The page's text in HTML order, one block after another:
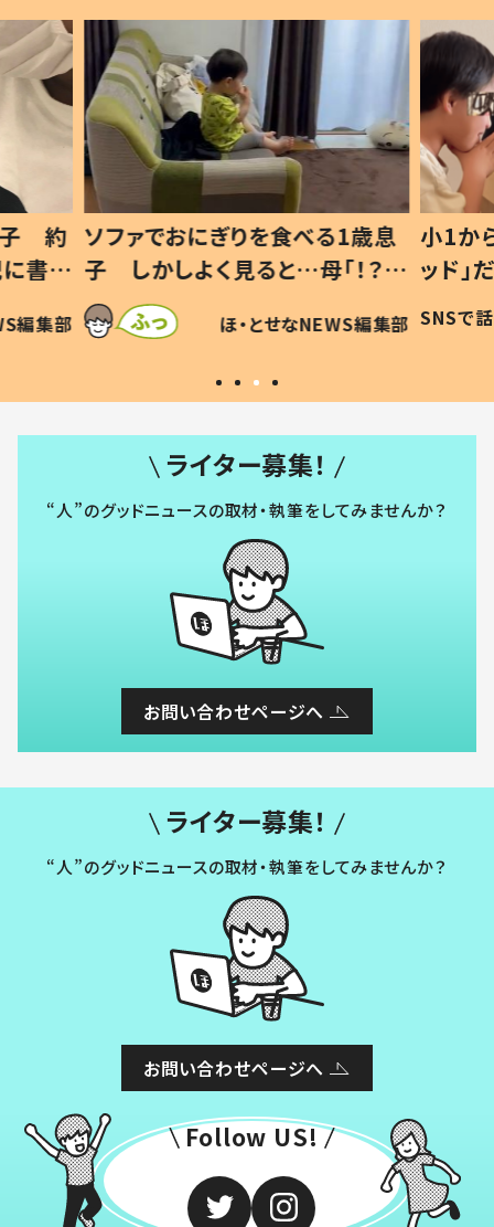
歳息
？」
編集部
小1から不登校、息子は「ギフテ
ッド」だった 父が“ウチ給食”を
作り続ける理由とは #令和の親
#令和の子
SNSで話題 ほ・とせなNEWS編集部
ひ孫
が、抱
「涙
い」
ライター募集！
“人”のグッドニュースの取材・執筆をしてみませんか？
お問い合わせページへ
ライター募集！
“人”のグッドニュースの取材・執筆をしてみませんか？
お問い合わせページへ
Follow US!